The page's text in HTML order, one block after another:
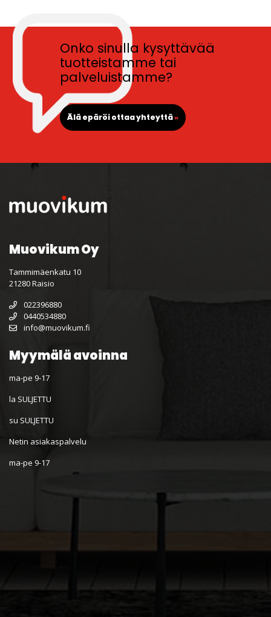
Onko sinulla kysyttävää
tuotteistamme tai
palveluistamme?
Älä epäröi ottaa yhteyttä»
Muovikum Oy
Tammimäenkatu 10
21280 Raisio
022396880
0440534880
info@muovikum.fi
Myymälä avoinna
ma-pe 9-17
la SULJETTU
su SULJETTU
Netin asiakaspalvelu
ma-pe 9-17